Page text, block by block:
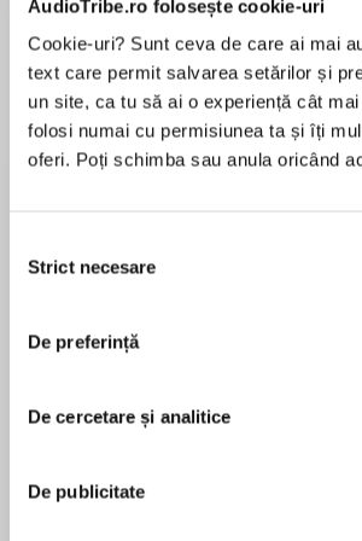
AudioTribe.ro folosește cookie-uri
Cookie-uri? Sunt ceva de care ai mai
text care permit salvarea setărilor și
un site, ca tu să ai o experiență cât
folosi numai cu permisiunea ta și îți
oferi. Poți schimba sau anula oricând
consimțământului
Strict necesare
De preferință
De cercetare și analitice
De publicitate
Desprecarte
A gorgeous summer read about
from the Sunday Times bestseller.
heart is broken?
When Judith loses her partner,
in Malta too – including the
waters of Sliema Creek.
Back in England, Judith finds a
her sister’s house where she
pentru această carte
Award-winning author Sue